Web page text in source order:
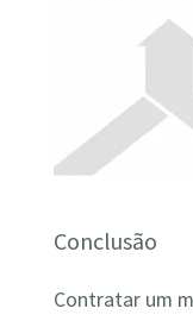
Conclusão
Contratar um